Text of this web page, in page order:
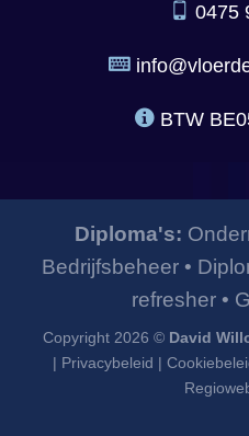
0475
BTW
Diploma's:
Bedrijfsbeheer•
refresher •
Copyright 2026 © David
| Privacybeleid |